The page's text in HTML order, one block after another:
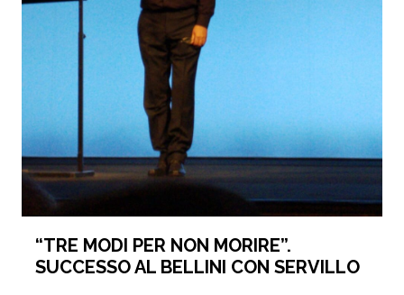
“TRE MODI PER NON MORIRE”.
SUCCESSO AL BELLINI CON SERVILLO